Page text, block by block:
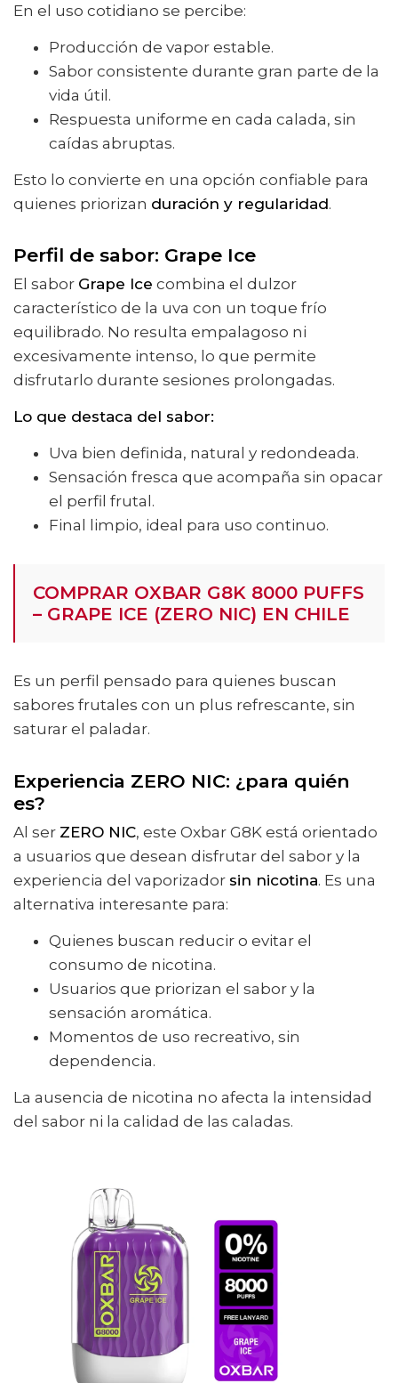
En el uso cotidiano se percibe:
Producción de vapor estable.
Sabor consistente durante gran parte de la
vida útil.
Respuesta uniforme en cada calada, sin
caídas abruptas.
Esto lo convierte en una opción confiable para
quienes priorizan duración y regularidad.
Perfil de sabor: Grape Ice
El sabor Grape Ice combina el dulzor
característico de la uva con un toque frío
equilibrado. No resulta empalagoso ni
excesivamente intenso, lo que permite
disfrutarlo durante sesiones prolongadas.
Lo que destaca del sabor:
Uva bien definida, natural y redondeada.
Sensación fresca que acompaña sin opacar
el perfil frutal.
Final limpio, ideal para uso continuo.
COMPRAR OXBAR G8K 8000 PUFFS
– GRAPE ICE (ZERO NIC) EN CHILE
Es un perfil pensado para quienes buscan
sabores frutales con un plus refrescante, sin
saturar el paladar.
Experiencia ZERO NIC: ¿para quién
es?
Al ser ZERO NIC, este Oxbar G8K está orientado
a usuarios que desean disfrutar del sabor y la
experiencia del vaporizador sin nicotina. Es una
alternativa interesante para:
Quienes buscan reducir o evitar el
consumo de nicotina.
Usuarios que priorizan el sabor y la
sensación aromática.
Momentos de uso recreativo, sin
dependencia.
La ausencia de nicotina no afecta la intensidad
del sabor ni la calidad de las caladas.